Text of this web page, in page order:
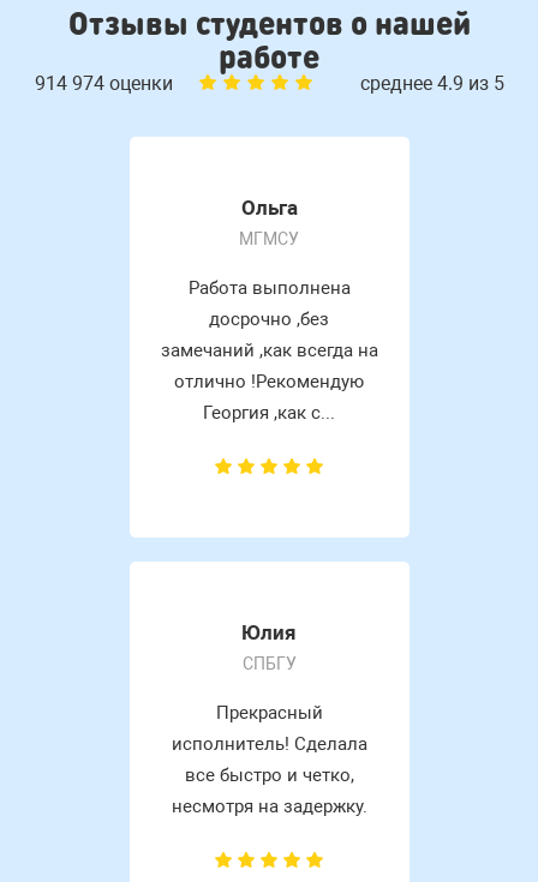
Отзывы студентов о нашей
работе
914 974 оценки среднее 4.9 из 5
Ольга
МГМСУ
Работа выполнена
досрочно ,без
замечаний ,как всегда на
отлично !Рекомендую
Георгия ,как с...
Юлия
СПБГУ
Прекрасный
исполнитель! Сделала
все быстро и четко,
несмотря на задержку.